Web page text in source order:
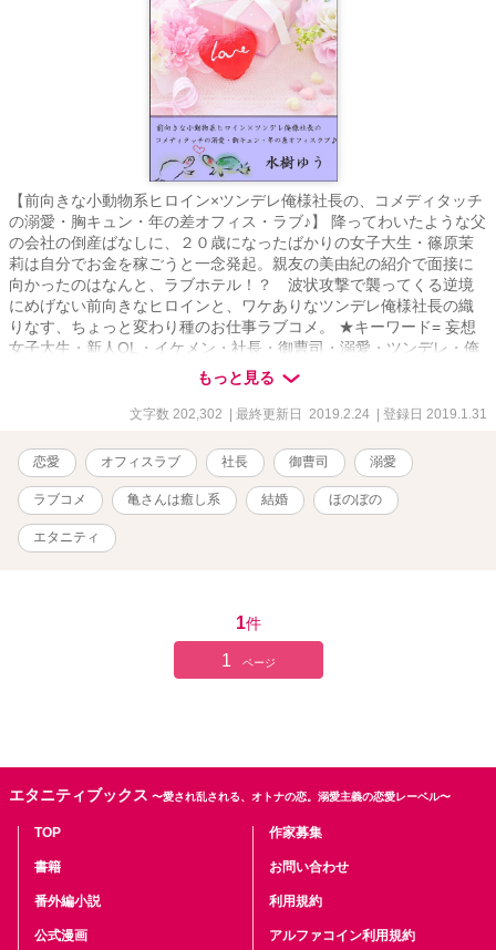
【前向きな小動物系ヒロイン×ツンデレ俺様社長の、コメディタッチ
の溺愛・胸キュン・年の差オフィス・ラブ♪】 降ってわいたような父
の会社の倒産ばなしに、２０歳になったばかりの女子大生・篠原茉
莉は自分でお金を稼ごうと一念発起。親友の美由紀の紹介で面接に
向かったのはなんと、ラブホテル！？ 波状攻撃で襲ってくる逆境
にめげない前向きなヒロインと、ワケありなツンデレ俺様社長の織
りなす、ちょっと変わり種のお仕事ラブコメ。 ★キーワード= 妄想
女子大生・新人OL・イケメン・社長・御曹司・溺愛・ツンデレ・俺
様・婚約破棄・年の差・お仕事・ラブコメ・大人の恋・恋愛・夢・
家族・ペット（ミドリガメ）。 ★基本的に20歳の女性視点のコメデ
ィタッチのストーリーです。（途中幕間として、男性視点もありま
します） ★更新について 1日1～５ページ。1ページは1000文字か
ら2000文字程度です。 ★恋愛小説大賞への応援、ありがとうござい
ました♪ 一ヵ月ほどの連載になるかと思います。前作【ワケあり上司
の愛し方】と少しリンクする部分もありますので、その辺も楽しん
でいただけたら嬉しいです。（全く別の物語ですので、前作が未読
でもお楽しみいただけます）＾＾ 2019/01/31 連載開始
等で更新があがるかもしれません。
もっと見る
文字数 202,302 | 最終更新日 2019.2.24 | 登録日 2019.1.31
恋愛 オフィスラブ 社長 御曹司 溺愛
ラブコメ 亀さんは癒し系 結婚 ほのぼの
エタニティ
1件
1 ページ
エタニティブックス 〜愛され乱される、オトナの恋。溺愛主義の恋愛レーベル〜
TOP
書籍
番外編小説
公式漫画
作家募集
お問い合わせ
利用規約
アルファコイン利用規約